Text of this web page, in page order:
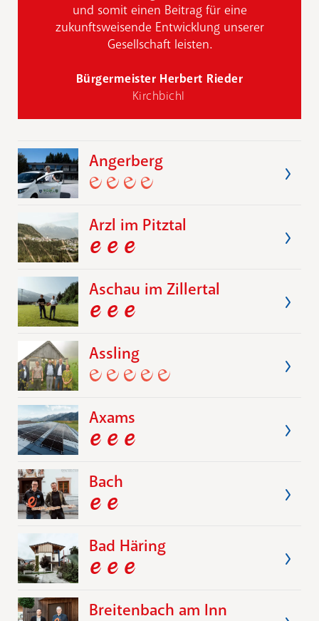
und somit einen Beitrag für eine
zukunftsweisende Entwicklung unserer
Gesellschaft leisten.
Bürgermeister Herbert Rieder
Kirchbichl
Angerberg
Arzl im Pitztal
Aschau im Zillertal
Assling
Axams
Bach
Bad Häring
Breitenbach am Inn